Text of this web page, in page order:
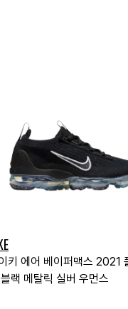
키 에어 베이퍼맥스 2021
랙 메탈릭 실버 우먼스